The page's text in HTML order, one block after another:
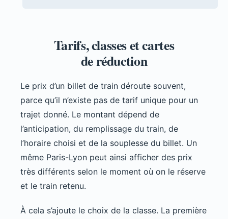
Tarifs, classes et cartes
de réduction
Le prix d’un billet de train déroute souvent,
parce qu’il n’existe pas de tarif unique pour un
trajet donné. Le montant dépend de
l’anticipation, du remplissage du train, de
l’horaire choisi et de la souplesse du billet. Un
même Paris-Lyon peut ainsi afficher des prix
très différents selon le moment où on le réserve
et le train retenu.
À cela s’ajoute le choix de la classe. La première